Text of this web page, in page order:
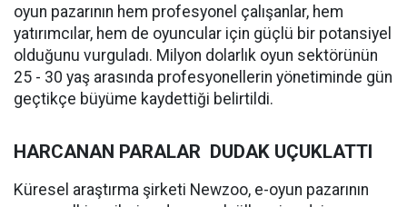
oyun pazarının hem profesyonel çalışanlar, hem
yatırımcılar, hem de oyuncular için güçlü bir potansiyel
olduğunu vurguladı. Milyon dolarlık oyun sektörünün
25 - 30 yaş arasında profesyonellerin yönetiminde gün
geçtikçe büyüme kaydettiği belirtildi.
HARCANAN PARALAR DUDAK UÇUKLATTI
Küresel araştırma şirketi Newzoo, e-oyun pazarının